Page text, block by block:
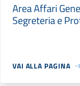
Area Affari
Segreteria e
VAI ALLA PAGINA